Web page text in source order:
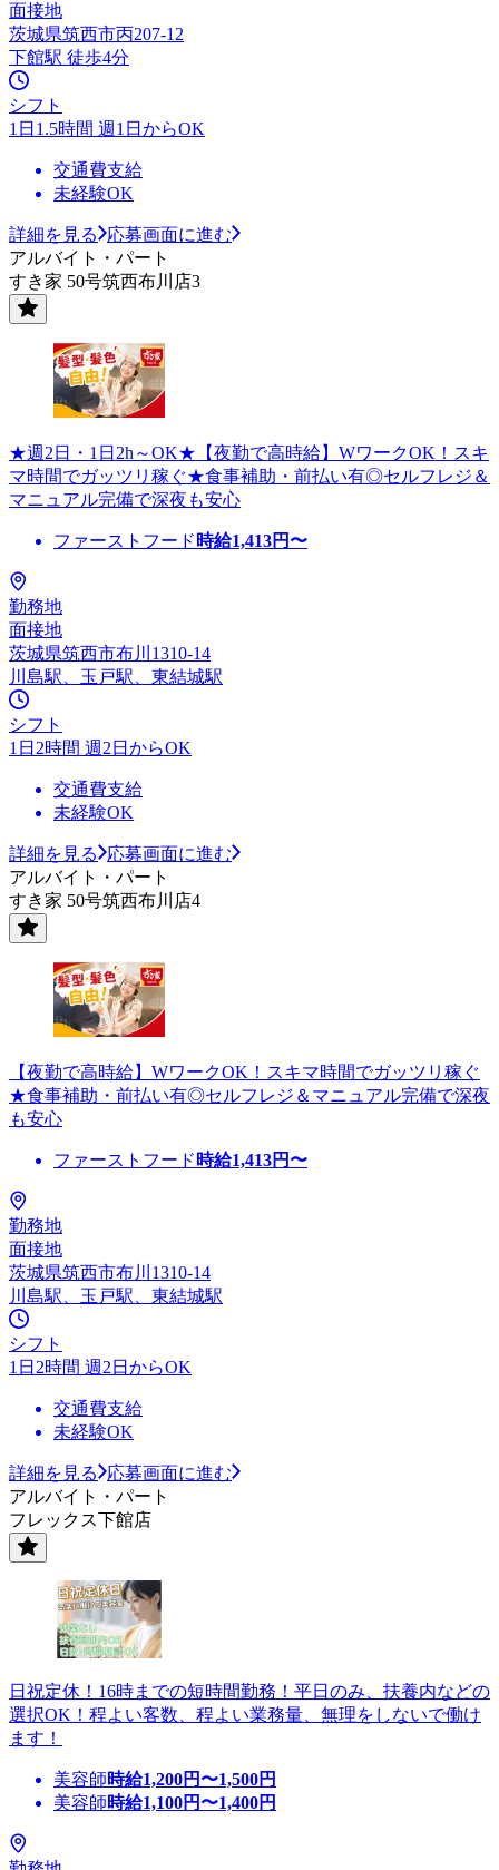
面接地
茨城県筑西市丙207-12
下館駅 徒歩4分
シフト
1日1.5時間 週1日からOK
交通費支給
未経験OK
詳細を見る
応募画面に進む
アルバイト・パート
すき家 50号筑西布川店3
★週2日・1日2h～OK★【夜勤で高時給】WワークOK！スキ
マ時間でガッツリ稼ぐ★食事補助・前払い有◎セルフレジ＆
マニュアル完備で深夜も安心
ファーストフード 時給1,413円〜
勤務地
面接地
茨城県筑西市布川1310-14
川島駅、玉戸駅、東結城駅
シフト
1日2時間 週2日からOK
交通費支給
未経験OK
詳細を見る
応募画面に進む
アルバイト・パート
すき家 50号筑西布川店4
【夜勤で高時給】WワークOK！スキマ時間でガッツリ稼ぐ
★食事補助・前払い有◎セルフレジ＆マニュアル完備で深夜
も安心
ファーストフード 時給1,413円〜
勤務地
面接地
茨城県筑西市布川1310-14
川島駅、玉戸駅、東結城駅
シフト
1日2時間 週2日からOK
交通費支給
未経験OK
詳細を見る
応募画面に進む
アルバイト・パート
フレックス下館店
日祝定休！16時までの短時間勤務！平日のみ、扶養内などの
選択OK！程よい客数、程よい業務量、無理をしないで働け
ます！
美容師時給1,200円〜1,500円
美容師時給1,100円〜1,400円